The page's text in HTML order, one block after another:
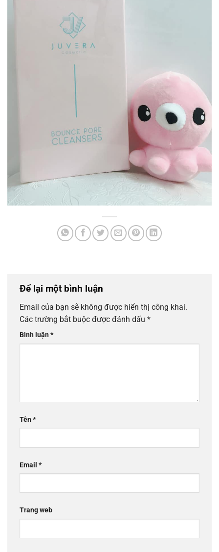
Để lại một bình luận
Email của bạn sẽ không được hiển thị công khai.
Các trường bắt buộc được đánh dấu *
Bình luận*
Tên*
Email *
Trang web